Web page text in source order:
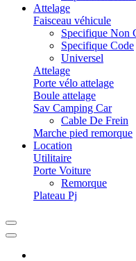
Attelage
Faisceau véhicule
Specifique Non
Specifique Code
Universel
Attelage
Porte vélo attelage
Boule attelage
Sav Camping Car
Cable De Frein
Marche pied remorque
Location
Utilitaire
Porte Voiture
Remorque
Plateau Pj